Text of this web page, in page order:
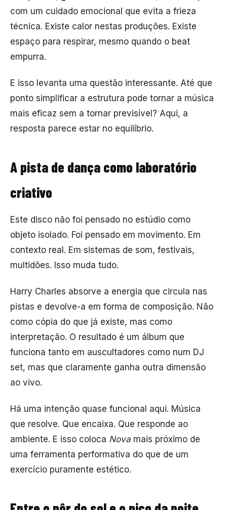
com um cuidado emocional que evita a frieza
técnica. Existe calor nestas produções. Existe
espaço para respirar, mesmo quando o beat
empurra.
E isso levanta uma questão interessante. Até que
ponto simplificar a estrutura pode tornar a música
mais eficaz sem a tornar previsível? Aqui, a
resposta parece estar no equilíbrio.
A pista de dança como laboratório
criativo
Este disco não foi pensado no estúdio como
objeto isolado. Foi pensado em movimento. Em
contexto real. Em sistemas de som, festivais,
multidões. Isso muda tudo.
Harry Charles absorve a energia que circula nas
pistas e devolve-a em forma de composição. Não
como cópia do que já existe, mas como
interpretação. O resultado é um álbum que
funciona tanto em auscultadores como num DJ
set, mas que claramente ganha outra dimensão
ao vivo.
Há uma intenção quase funcional aqui. Música
que resolve. Que encaixa. Que responde ao
ambiente. E isso coloca Nova mais próximo de
uma ferramenta performativa do que de um
exercício puramente estético.